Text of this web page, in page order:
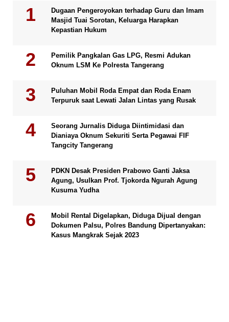
Dugaan Pengeroyokan terhadap Guru dan Imam
Masjid Tuai Sorotan, Keluarga Harapkan
Kepastian Hukum
Pemilik Pangkalan Gas LPG, Resmi Adukan
Oknum LSM Ke Polresta Tangerang
Puluhan Mobil Roda Empat dan Roda Enam
Terpuruk saat Lewati Jalan Lintas yang Rusak
Seorang Jurnalis Diduga Diintimidasi dan
Dianiaya Oknum Sekuriti Serta Pegawai FIF
Tangcity Tangerang
PDKN Desak Presiden Prabowo Ganti Jaksa
Agung, Usulkan Prof. Tjokorda Ngurah Agung
Kusuma Yudha
Mobil Rental Digelapkan, Diduga Dijual dengan
Dokumen Palsu, Polres Bandung Dipertanyakan:
Kasus Mangkrak Sejak 2023